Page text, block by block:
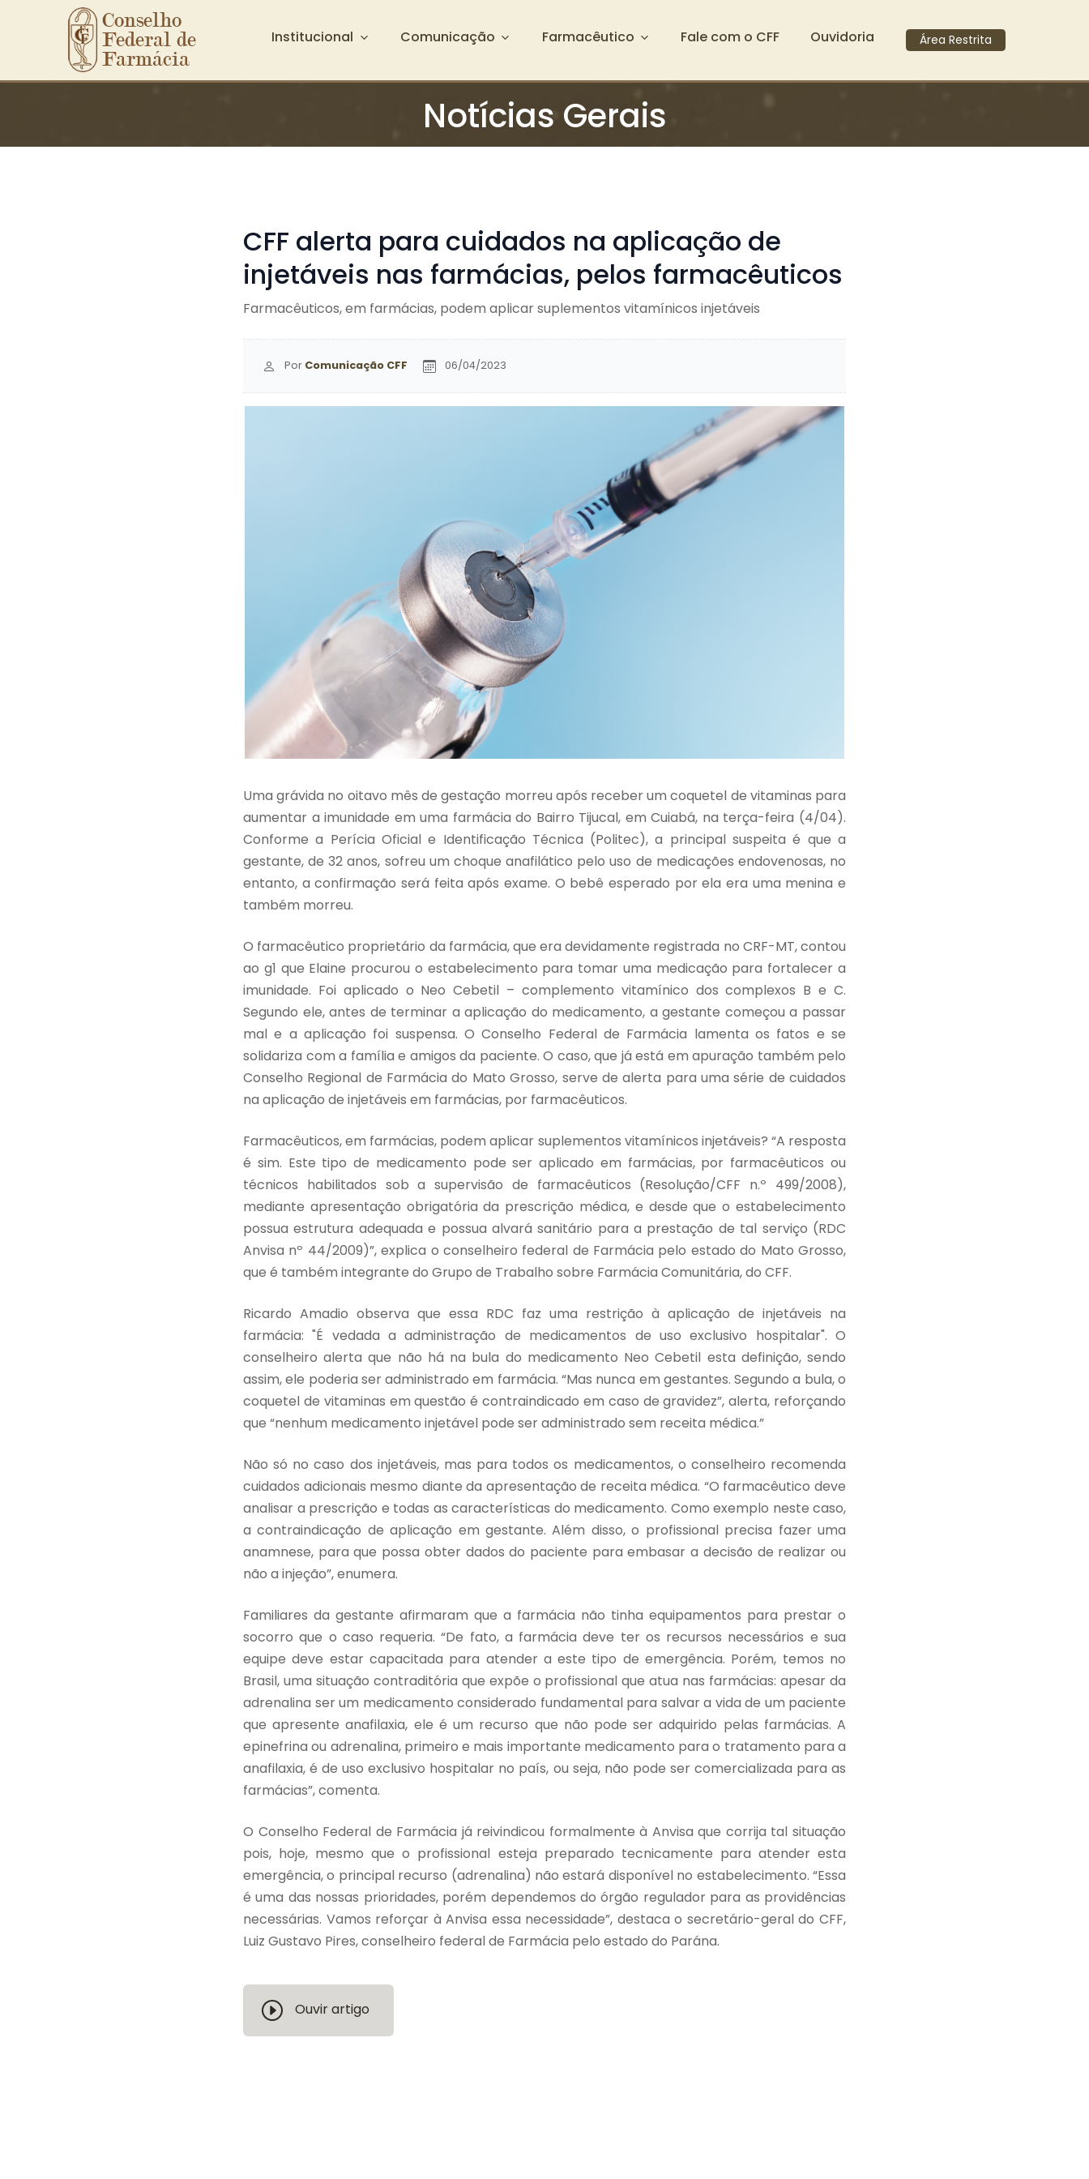
Ir para o conteúdo principal
Conselho
Federal de
Farmácia
Institucional Comunicação Farmacêutico Fale com o CFF Ouvidoria Área Restrita
Notícias Gerais
CFF alerta para cuidados na aplicação de
injetáveis nas farmácias, pelos farmacêuticos
Farmacêuticos, em farmácias, podem aplicar suplementos vitamínicos injetáveis
Por Comunicação CFF 06/04/2023
Uma grávida no oitavo mês de gestação morreu após receber um coquetel de vitaminas para
aumentar a imunidade em uma farmácia do Bairro Tijucal, em Cuiabá, na terça-feira (4/04).
Conforme a Perícia Oficial e Identificação Técnica (Politec), a principal suspeita é que a
gestante, de 32 anos, sofreu um choque anafilático pelo uso de medicações endovenosas, no
entanto, a confirmação será feita após exame. O bebê esperado por ela era uma menina e
também morreu.
O farmacêutico proprietário da farmácia, que era devidamente registrada no CRF-MT, contou
ao g1 que Elaine procurou o estabelecimento para tomar uma medicação para fortalecer a
imunidade. Foi aplicado o Neo Cebetil – complemento vitamínico dos complexos B e C.
Segundo ele, antes de terminar a aplicação do medicamento, a gestante começou a passar
mal e a aplicação foi suspensa. O Conselho Federal de Farmácia lamenta os fatos e se
solidariza com a família e amigos da paciente. O caso, que já está em apuração também pelo
Conselho Regional de Farmácia do Mato Grosso, serve de alerta para uma série de cuidados
na aplicação de injetáveis em farmácias, por farmacêuticos.
Farmacêuticos, em farmácias, podem aplicar suplementos vitamínicos injetáveis? “A resposta
é sim. Este tipo de medicamento pode ser aplicado em farmácias, por farmacêuticos ou
técnicos habilitados sob a supervisão de farmacêuticos (Resolução/CFF n.º 499/2008),
mediante apresentação obrigatória da prescrição médica, e desde que o estabelecimento
possua estrutura adequada e possua alvará sanitário para a prestação de tal serviço (RDC
Anvisa nº 44/2009)”, explica o conselheiro federal de Farmácia pelo estado do Mato Grosso,
que é também integrante do Grupo de Trabalho sobre Farmácia Comunitária, do CFF.
Ricardo Amadio observa que essa RDC faz uma restrição à aplicação de injetáveis na
farmácia: "É vedada a administração de medicamentos de uso exclusivo hospitalar". O
conselheiro alerta que não há na bula do medicamento Neo Cebetil esta definição, sendo
assim, ele poderia ser administrado em farmácia. “Mas nunca em gestantes. Segundo a bula, o
coquetel de vitaminas em questão é contraindicado em caso de gravidez”, alerta, reforçando
que “nenhum medicamento injetável pode ser administrado sem receita médica.”
Não só no caso dos injetáveis, mas para todos os medicamentos, o conselheiro recomenda
cuidados adicionais mesmo diante da apresentação de receita médica. “O farmacêutico deve
analisar a prescrição e todas as características do medicamento. Como exemplo neste caso,
a contraindicação de aplicação em gestante. Além disso, o profissional precisa fazer uma
anamnese, para que possa obter dados do paciente para embasar a decisão de realizar ou
não a injeção”, enumera.
Familiares da gestante afirmaram que a farmácia não tinha equipamentos para prestar o
socorro que o caso requeria. “De fato, a farmácia deve ter os recursos necessários e sua
equipe deve estar capacitada para atender a este tipo de emergência. Porém, temos no
Brasil, uma situação contraditória que expõe o profissional que atua nas farmácias: apesar da
adrenalina ser um medicamento considerado fundamental para salvar a vida de um paciente
que apresente anafilaxia, ele é um recurso que não pode ser adquirido pelas farmácias. A
epinefrina ou adrenalina, primeiro e mais importante medicamento para o tratamento para a
anafilaxia, é de uso exclusivo hospitalar no país, ou seja, não pode ser comercializada para as
farmácias”, comenta.
O Conselho Federal de Farmácia já reivindicou formalmente à Anvisa que corrija tal situação
pois, hoje, mesmo que o profissional esteja preparado tecnicamente para atender esta
emergência, o principal recurso (adrenalina) não estará disponível no estabelecimento. “Essa
é uma das nossas prioridades, porém dependemos do órgão regulador para as providências
necessárias. Vamos reforçar à Anvisa essa necessidade”, destaca o secretário-geral do CFF,
Luiz Gustavo Pires, conselheiro federal de Farmácia pelo estado do Parána.
Ouvir artigo